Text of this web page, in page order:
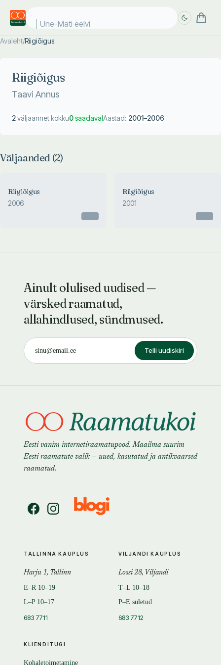
Une-Mati eelvii
Avaleht/Riigiõigus
Riigiõigus
Taavi Annus
2väljaannet kokku0saadavalAastad: 2001–2006
Väljaanded (2)
Riigiõigus
2006
Riigiõigus
2001
Ainult olulised uudised —
värsked raamatud,
allahindlused, sündmused.
Telli uudiskiri
Eesti vanim internetiraamatupood. Maailma suurim
Eesti raamatute valik — uued, kasutatud ja antikvaarsed
raamatud.
KLIENDITUGI
Kohaletoimetamine
TALLINNA KAUPLUS
Harju 1, Tallinn
E–R 10–19
L–P 10–17
683 7711
VILJANDI KAUPLUS
Lossi 28, Viljandi
T–L 10–18
P–E suletud
683 7712